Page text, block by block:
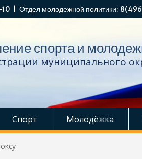
| Отдел молодежной политики:
спорта и
муниципального
Спорт Молодёжка